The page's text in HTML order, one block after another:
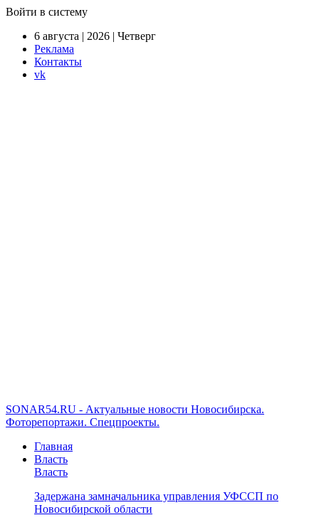
Войти в систему
6 августа | 2026 | Четверг
Реклама
Контакты
vk
SONAR54.RU - Актуальные новости Новосибирска.
Фоторепортажи. Спецпроекты.
Главная
Власть
Власть
Задержана замначальника управления УФССП по
Новосибирской области